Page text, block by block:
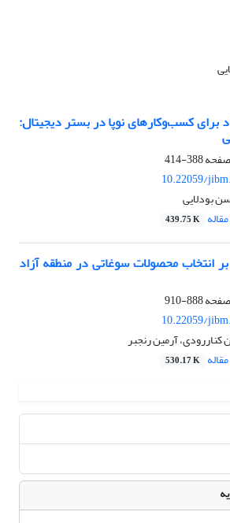
برای کسب‌وکارهای نوپا در بستر دیجیتال:
388-414
10.22059/
بودلایی
439.75 K
انتخاب محصولات سوغاتی در منطقه آزاد
888-910
10.22059/
آرمین رنجبر
530.17 K